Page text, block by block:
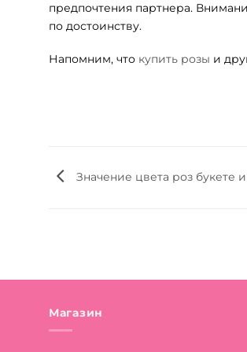
предпочтения партнера.
по достоинству.
Напомним, что купить розы и
Значение цвета роз букете
Магазин